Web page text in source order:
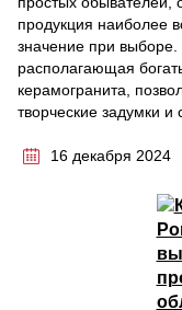
продукция наиболее
значение при
располагающая
керамогранита,
творческие задумки и
16 декабря 2024